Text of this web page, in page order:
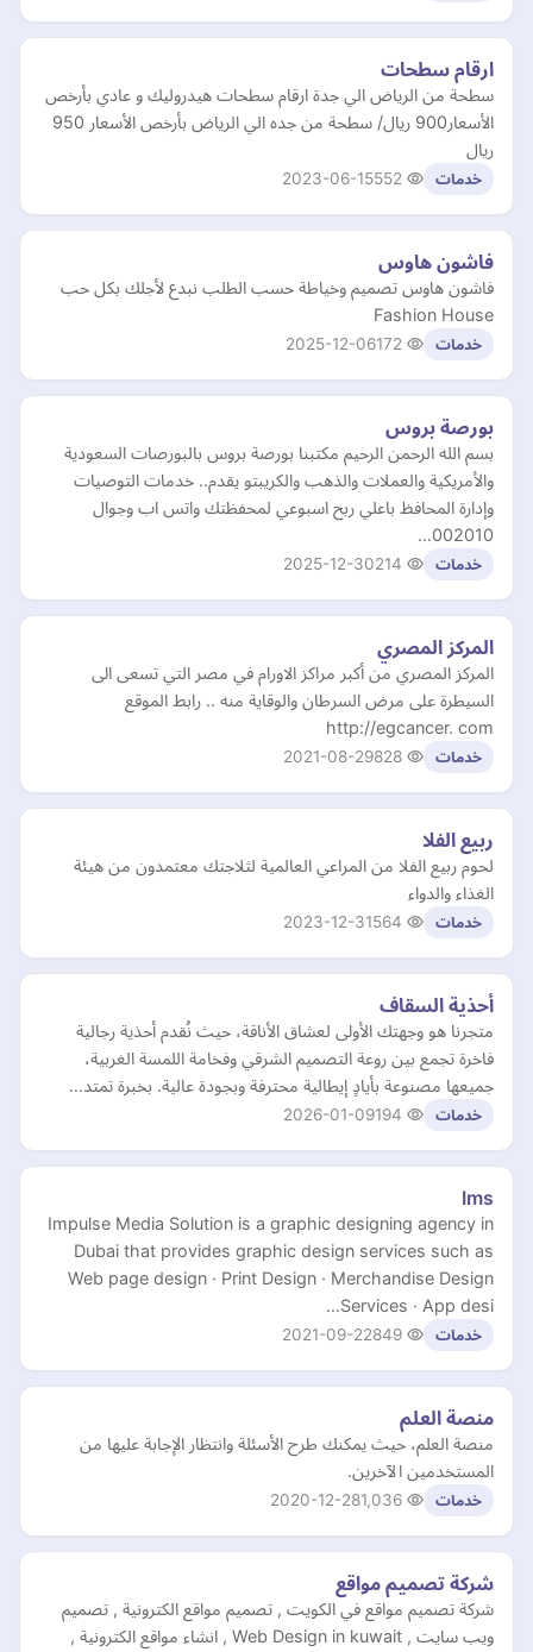
ارقام سطحات
سطحة من الرياض الي جدة ارقام سطحات هيدروليك و عادي بأرخص
الأسعار900 ريال/ سطحة من جده الي الرياض بأرخص الأسعار 950
ريال
خدمات 2023-06-15
فاشون هاوس
فاشون هاوس تصميم وخياطة حسب الطلب نبدع لأجلك بكل حب
Fashion House
خدمات 2025-12-06
بورصة بروس
بسم الله الرحمن الرحيم مكتبنا بورصة بروس بالبورصات السعودية
والأمريكية والعملات والذهب والكريبتو يقدم.. خدمات التوصيات
وإدارة المحافظ باعلي ربح اسبوعي لمحفظتك واتس اب وجوال
002010…
خدمات 2025-12-30
المركز المصري
المركز المصري من أكبر مراكز الاورام في مصر التي تسعى الى
السيطرة على مرض السرطان والوقاية منه .. رابط الموقع
http://egcancer. com
خدمات 2021-08-29
ربيع الفلا
لحوم ربيع الفلا من المراعي العالمية لثلاجتك معتمدون من هيئة
الغذاء والدواء
خدمات 2023-12-31
أحذية السقاف
متجرنا هو وجهتك الأولى لعشاق الأناقة، حيث نُقدم أحذية رجالية
فاخرة تجمع بين روعة التصميم الشرقي وفخامة اللمسة الغربية،
جميعها مصنوعة بأيادٍ إيطالية محترفة وبجودة عالية. بخبرة تمتد…
خدمات 2026-01-09
Ims
Impulse Media Solution is a graphic designing agency in
Dubai that provides graphic design services such as
Web page design · Print Design · Merchandise Design
Services · App desi…
خدمات 2021-09-22
منصة العلم
منصة العلم، حيث يمكنك طرح الأسئلة وانتظار الإجابة عليها من
المستخدمين الآخرين.
خدمات 2020-12-28
شركة تصميم مواقع
شركة تصميم مواقع في الكويت , تصميم مواقع الكترونية , تصميم
ويب سايت , Web Design in kuwait , انشاء مواقع الكترونية ,